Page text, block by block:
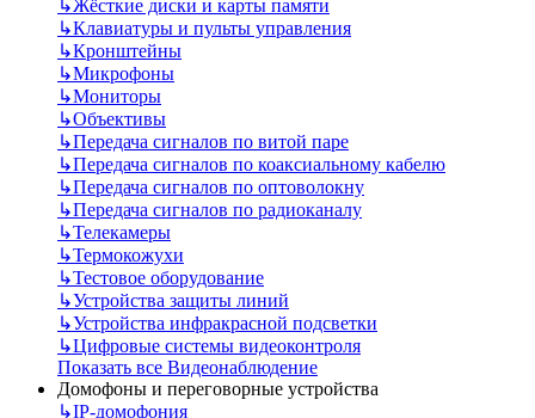
↳Жёсткие диски и карты памяти
↳Клавиатуры и пульты управления
↳Кронштейны
↳Микрофоны
↳Мониторы
↳Объективы
↳Передача сигналов по витой паре
↳Передача сигналов по коаксиальному кабелю
↳Передача сигналов по оптоволокну
↳Передача сигналов по радиоканалу
↳Телекамеры
↳Термокожухи
↳Тестовое оборудование
↳Устройства защиты линий
↳Устройства инфракрасной подсветки
↳Цифровые системы видеоконтроля
Показать все Видеонаблюдение
Домофоны и переговорные устройства
↳IP-домофония